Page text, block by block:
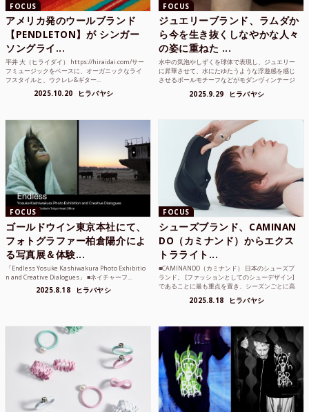
FOCUS
アメリカ発のウールブランド
【PENDLETON】が シンガー
ソングライ...
平井 大（ヒライダイ） https://hiraidai.com/サー
フミュージックをベースに、オーガニックなライ
フスタイルと、ウクレレ&ギター...
2025.10.20 ヒラバヤシ
FOCUS
ジュエリーブランド、ラムダか
ら今を生き抜くしなやかな人々
の姿に重ねた ...
水中の気泡やしずくを球体で表現し、ジュエリー
に昇華させて、水にたゆたうような浮遊感を感じ
させるボールモチーフなどがモダンヴィンテージ
2025.9.29 ヒラバヤシ
FOCUS
ゴールドウイン東京本社にて、
フォトグラファー柏倉陽介によ
る写真展＆体験...
「Endless Yosuke Kashiwakura Photo Exhibitio
n and Creative Dialogues」 ■ネイチャーフ...
2025.8.18 ヒラバヤシ
FOCUS
シューズブランド、CAMINAN
DO（カミナンド）からエクス
トラライト...
■CAMINANDO（カミナンド） 日本のシューズブ
ランド。 [ファッションとしてのシューデザイン]
であることに最も重点を置き、シーズンごとに高
2025.8.18 ヒラバヤシ